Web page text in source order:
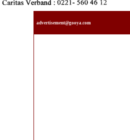
advertisement@gooya.com